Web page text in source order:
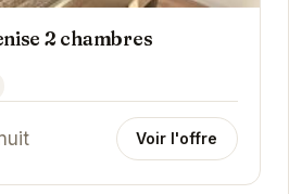
2 chambres
Voir l'offre